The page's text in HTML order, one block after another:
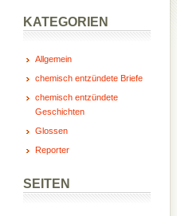
KATEGORIEN
Allgemein
chemisch entzündete Briefe
chemisch entzündete
Geschichten
Glossen
Reporter
SEITEN